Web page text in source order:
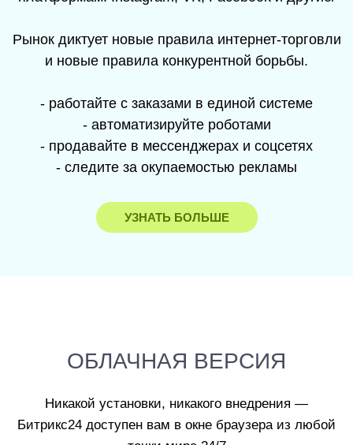
Рынок диктует новые правила интернет-торговли
и новые правила конкурентной борьбы.
- работайте с заказами в единой системе
- автоматизируйте роботами
- продавайте в мессенджерах и соцсетях
- следите за окупаемостью рекламы
УЗНАТЬ БОЛЬШЕ
ОБЛАЧНАЯ ВЕРСИЯ
Никакой установки, никакого внедрения —
Битрикс24 доступен вам в окне браузера из любой